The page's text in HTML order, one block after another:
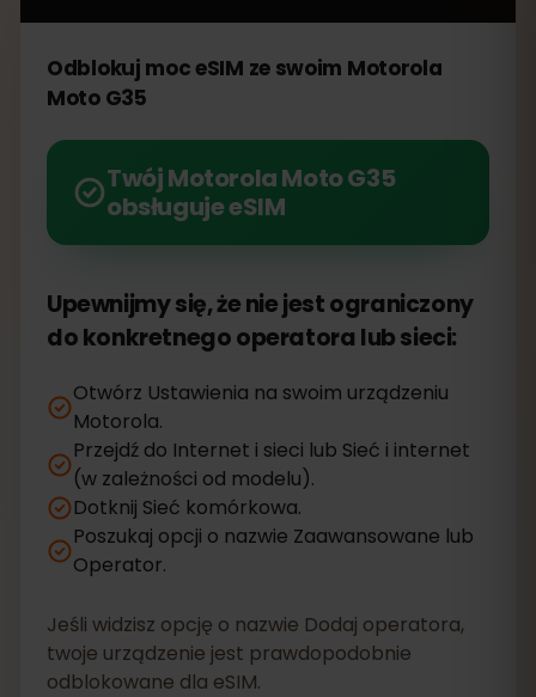
Odblokuj moc eSIM ze swoim Motorola
Moto G35
Twój Motorola Moto G35
obsługuje eSIM
Upewnijmy się, że nie jest ograniczony
do konkretnego operatora lub sieci:
Otwórz Ustawienia na swoim urządzeniu
Motorola.
Przejdź do Internet i sieci lub Sieć i internet
(w zależności od modelu).
Dotknij Sieć komórkowa.
Poszukaj opcji o nazwie Zaawansowane lub
Operator.
Jeśli widzisz opcję o nazwie Dodaj operatora,
twoje urządzenie jest prawdopodobnie
odblokowane dla eSIM.